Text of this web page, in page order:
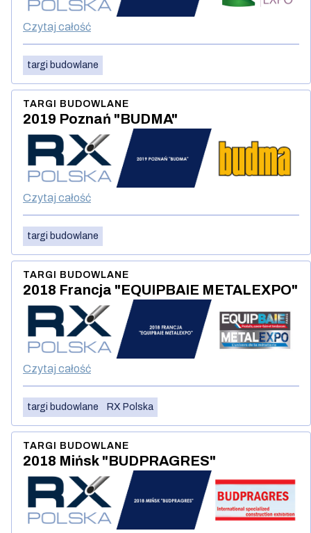
Czytaj całość
targi budowlane
TARGI BUDOWLANE
2019 Poznań "BUDMA"
Czytaj całość
targi budowlane
TARGI BUDOWLANE
2018 Francja "EQUIPBAIE METALEXPO"
Czytaj całość
targi budowlane RX Polska
TARGI BUDOWLANE
2018 Mińsk "BUDPRAGRES"